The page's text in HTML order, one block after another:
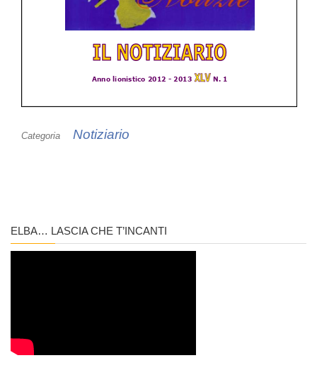
Categoria Notiziario
ELBA… LASCIA CHE T’INCANTI